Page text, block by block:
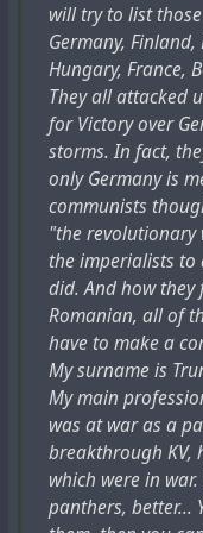
attempt and
Nikolai Lenin was
At the dictation of
testimony against
Later he found
His wife, a Party
big, cosy flat on
She had written a
In this case,
of the manuscript,
provided to the
Trubetskoy's
another episode
"There was a
an elderly, grey-
kind of man who
outside). I knew
entered a design
ватиканскими
на единственном
Миры профессора
Совершенно
Владимиром
лично знавшим
институте. В это
допуском
архивам:
"Его,
языка,
хранящиеся в
Геродота» Рим
Ватикане он
кардиналу –
одного из
итальянское
поминавшее
ярость, хотел
will try to list
Germany,
Hungary, France,
They all attacked
for Victory over
storms. In fact,
only Germany is
communists
"the revolutionary
the imperialists to
did. And how they
Romanian, all of
have to make a
My surname is
My main
was at war as a
breakthrough KV,
which were in
panthers, better...